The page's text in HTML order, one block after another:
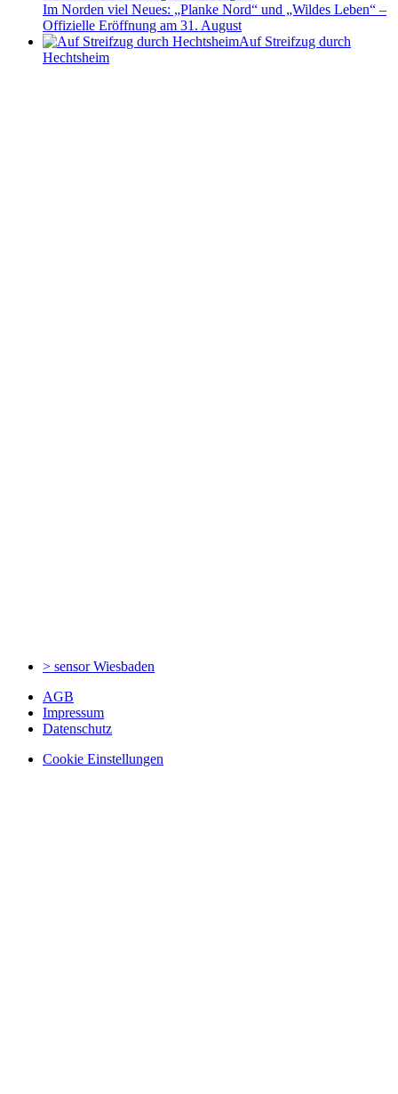
Im Norden viel Neues: „Planke Nord“ und „Wildes Leben“ –
Offizielle Eröffnung am 31. August
Auf Streifzug durch
Hechtsheim
> sensorWiesbaden
AGB
Impressum
Datenschutz
Cookie Einstellungen